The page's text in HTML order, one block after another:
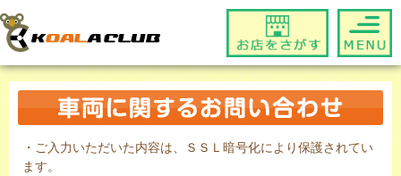
・ご入力いただいた内容は、ＳＳＬ暗号化により保護されてい
ます。